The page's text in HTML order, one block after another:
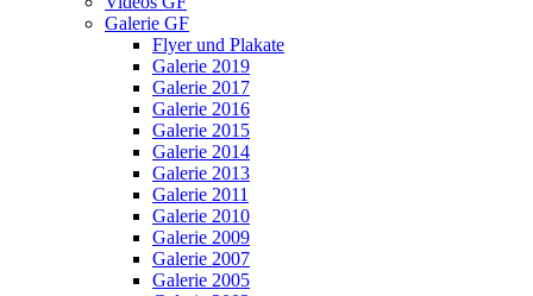
Galerie GF
Flyer und Plakate
Galerie 2019
Galerie 2017
Galerie 2016
Galerie 2015
Galerie 2014
Galerie 2013
Galerie 2011
Galerie 2010
Galerie 2009
Galerie 2007
Galerie 2005